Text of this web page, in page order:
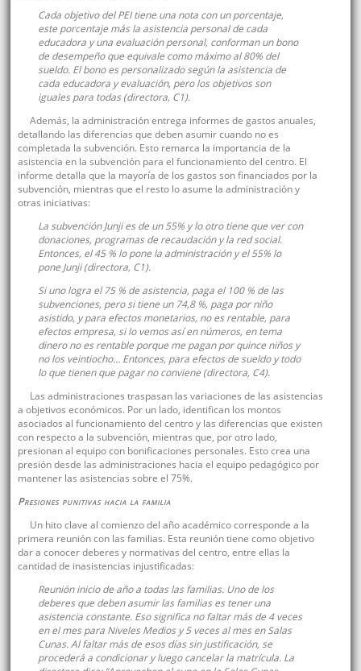
Cada objetivo del PEI tiene una nota con un porcentaje,
este porcentaje más la asistencia personal de cada
educadora y una evaluación personal, conforman un bono
de desempeño que equivale como máximo al 80% del
sueldo. El bono es personalizado según la asistencia de
cada educadora y evaluación, pero los objetivos son
iguales para todas (directora, C1).
Además, la administración entrega informes de gastos anuales,
detallando las diferencias que deben asumir cuando no es
completada la subvención. Esto remarca la importancia de la
asistencia en la subvención para el funcionamiento del centro. El
informe detalla que la mayoría de los gastos son financiados por la
subvención, mientras que el resto lo asume la administración y
otras iniciativas:
La subvención Junji es de un 55% y lo otro tiene que ver con
donaciones, programas de recaudación y la red social.
Entonces, el 45 % lo pone la administración y el 55% lo
pone Junji (directora, C1).
Si uno logra el 75 % de asistencia, paga el 100 % de las
subvenciones, pero si tiene un 74,8 %, paga por niño
asistido, y para efectos monetarios, no es rentable, para
efectos empresa, si lo vemos así en números, en tema
dinero no es rentable porque me pagan por quince niños y
no los veintiocho… Entonces, para efectos de sueldo y todo
lo que tienen que pagar no conviene (directora, C4).
Las administraciones traspasan las variaciones de las asistencias
a objetivos económicos. Por un lado, identifican los montos
asociados al funcionamiento del centro y las diferencias que existen
con respecto a la subvención, mientras que, por otro lado,
presionan al equipo con bonificaciones personales. Esto crea una
presión desde las administraciones hacia el equipo pedagógico por
mantener las asistencias sobre el 75%.
Presiones punitivas hacia la familia
Un hito clave al comienzo del año académico corresponde a la
primera reunión con las familias. Esta reunión tiene como objetivo
dar a conocer deberes y normativas del centro, entre ellas la
cantidad de inasistencias injustificadas:
Reunión inicio de año a todas las familias. Uno de los
deberes que deben asumir las familias es tener una
asistencia constante. Eso significa no faltar más de 4 veces
en el mes para Niveles Medios y 5 veces al mes en Salas
Cunas. Al faltar más de esos días sin justificación, se
procederá a condicionar y luego cancelar la matrícula. La